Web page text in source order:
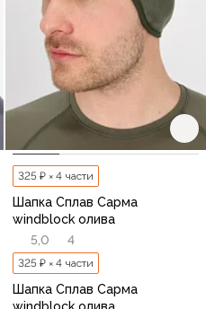
325 ₽ × 4 части
Шапка Сплав Сарма
windblock олива
5,0
4
325 ₽ × 4 части
Шапка Сплав Сарма